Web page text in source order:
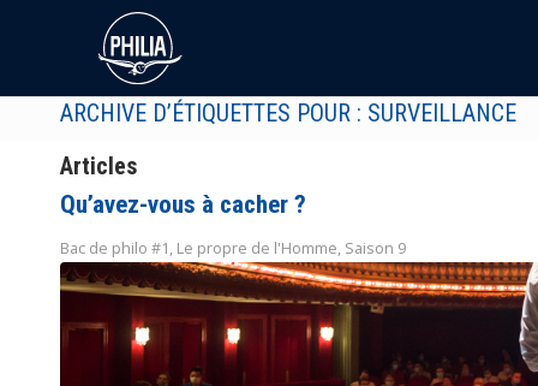
ARCHIVE D’ÉTIQUETTES POUR : SURVEILLANCE
Articles
Qu’avez-vous à cacher ?
Bac de philo #1, Le propre de l'Homme, Saison 9